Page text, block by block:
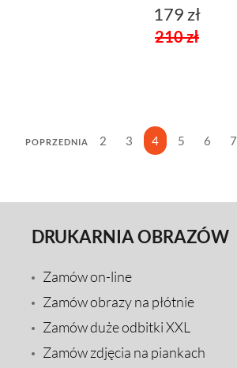
179 zł
210 zł
POPRZEDNIA
1 2 3 4 5 6 7
DRUKARNIA OBRAZÓW
Zamów on-line
Zamów obrazy na płótnie
Zamów duże odbitki XXL
Zamów zdjęcia na piankach